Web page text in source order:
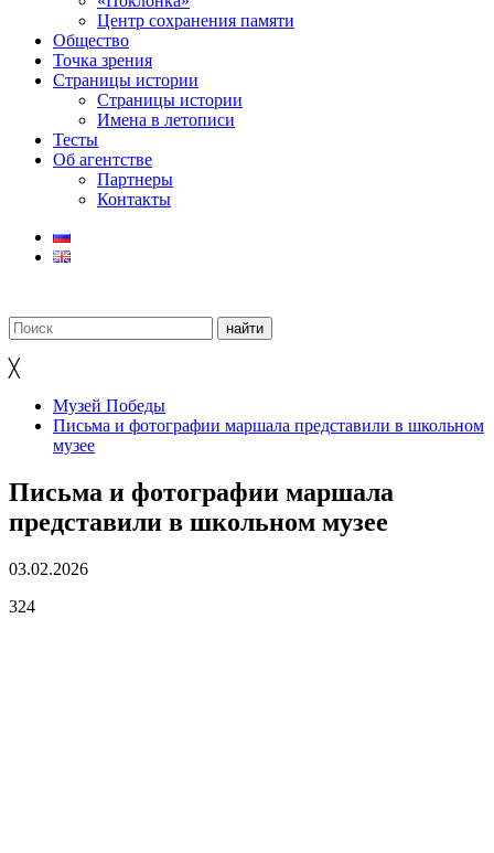
Центр сохранения памяти
Общество
Точка зрения
Страницы истории
Страницы истории
Имена в летописи
Тесты
Об агентстве
Партнеры
Контакты
╳
Музей Победы
Письма и фотографии маршала представили в школьном
музее
Письма и фотографии маршала
представили в школьном музее
03.02.2026
324